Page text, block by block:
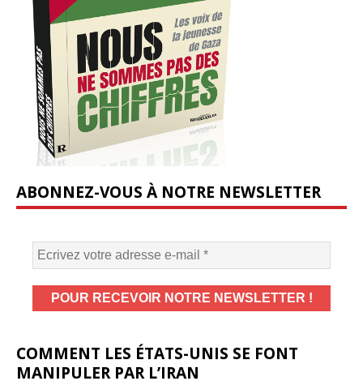
ABONNEZ-VOUS À NOTRE NEWSLETTER
COMMENT LES ÉTATS-UNIS SE FONT
MANIPULER PAR L’IRAN